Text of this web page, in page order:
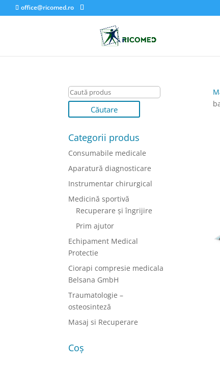
office@ricomed.ro
Categorii produs
Consumabile medicale
Aparatură diagnosticare
Instrumentar chirurgical
Medicină sportivă
Recuperare și îngrijire
Prim ajutor
Echipament Medical
Protectie
Ciorapi compresie medicala
Belsana GmbH
Traumatologie –
osteosinteză
Masaj si Recuperare
Coș